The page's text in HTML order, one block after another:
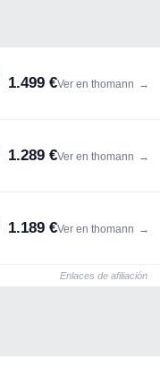
1.499 €Ver en thomann →
1.289 €Ver en thomann →
1.189 €Ver en thomann →
Enlaces de afiliación